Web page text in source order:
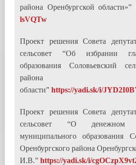
района Оренбургской области»”
lsVQTw
Проект решения Совета
сельсовет “Об избрании
образования Соловьевский
района
области” https://yadi.sk/i/
Проект решения Совета
сельсовет “О денежном
муниципального образования
Оренбургского района
И.В.” https://yadi.sk/i/